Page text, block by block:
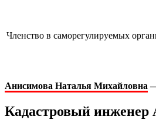
Членство в саморегулируемых
Анисимова Наталья Михайловна
Кадастровый